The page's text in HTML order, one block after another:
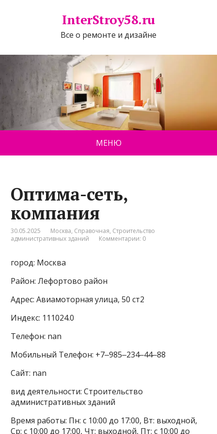
InterStroy58.ru
Все о ремонте и дизайне
МЕНЮ
Оптима-сеть,
компания
30.05.2025 Москва, Справочная, Строительство
административных зданий
Комментарии: 0
город: Москва
Район: Лефортово район
Адрес: Авиамоторная улица, 50 ст2
Индекс: 111024.0
Телефон: nan
Мобильный Телефон: +7‒985‒234‒44‒88
Сайт: nan
вид деятельности: Строительство
административных зданий
Время работы: Пн: с 10:00 до 17:00, Вт: выходной,
Ср: с 10:00 до 17:00, Чт: выходной, Пт: с 10:00 до